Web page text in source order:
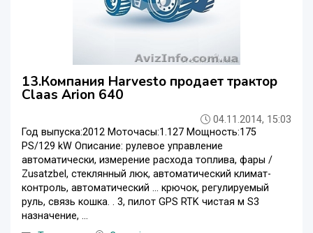
13.Компания Harvesto продает трактор
Claas Arion 640
04.11.2014, 15:03
Год выпуска:2012 Моточасы:1.127 Мощность:175
PS/129 kW Описание: рулевое управление
автоматически, измерение расхода топлива, фары /
Zusatzbel, стеклянный люк, автоматический климат-
контроль, автоматический ... крючок, регулируемый
руль, связь кошка. . 3, пилот GPS RTK чистая м S3
назначение, ...